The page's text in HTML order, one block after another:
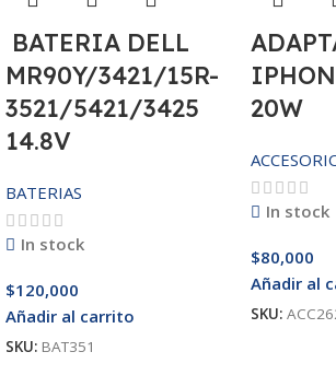
BATERIA DELL
MR90Y/3421/15R-
3521/5421/3425
14.8V
BATERIAS
In stock
$120,000
Añadir al carrito
SKU: BAT351
20W
In stock
$80,000
Añadir al
SKU: